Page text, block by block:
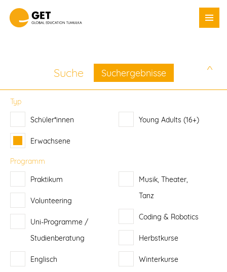
Unsere Programme
Schüler*innen
PR & Webinare
Ihre Anfrage
Suche Suchergebnisse
Typ
Schüler*innen
Erwachsene
Young Adults (16+)
Programm
Praktikum
Volunteering
Uni-Programme /
Studienberatung
Englisch
Musik, Theater,
Tanz
Coding & Robotics
Herbstkurse
Winterkurse